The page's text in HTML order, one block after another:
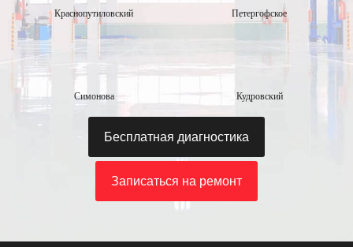
Краснопутиловский Петергофское
Симонова Кудровский
Бесплатная диагностика
Записаться на ремонт